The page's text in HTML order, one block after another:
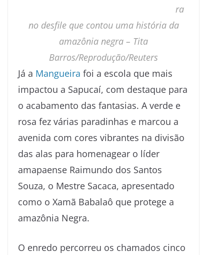
ra
no desfile que contou uma história da
amazônia negra – Tita
Barros/Reprodução/Reuters
Já a Mangueira foi a escola que mais
impactou a Sapucaí, com destaque para
o acabamento das fantasias. A verde e
rosa fez várias paradinhas e marcou a
avenida com cores vibrantes na divisão
das alas para homenagear o líder
amapaense Raimundo dos Santos
Souza, o Mestre Sacaca, apresentado
como o Xamã Babalaô que protege a
amazônia Negra.
O enredo percorreu os chamados cinco